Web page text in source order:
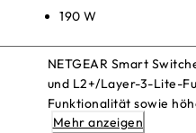
190 W
NETGEAR Smart
und L2+/Layer-3-Lite-
Funktionalität sowie
Benutzerfreundlichkeit.
Mehr anzeigen